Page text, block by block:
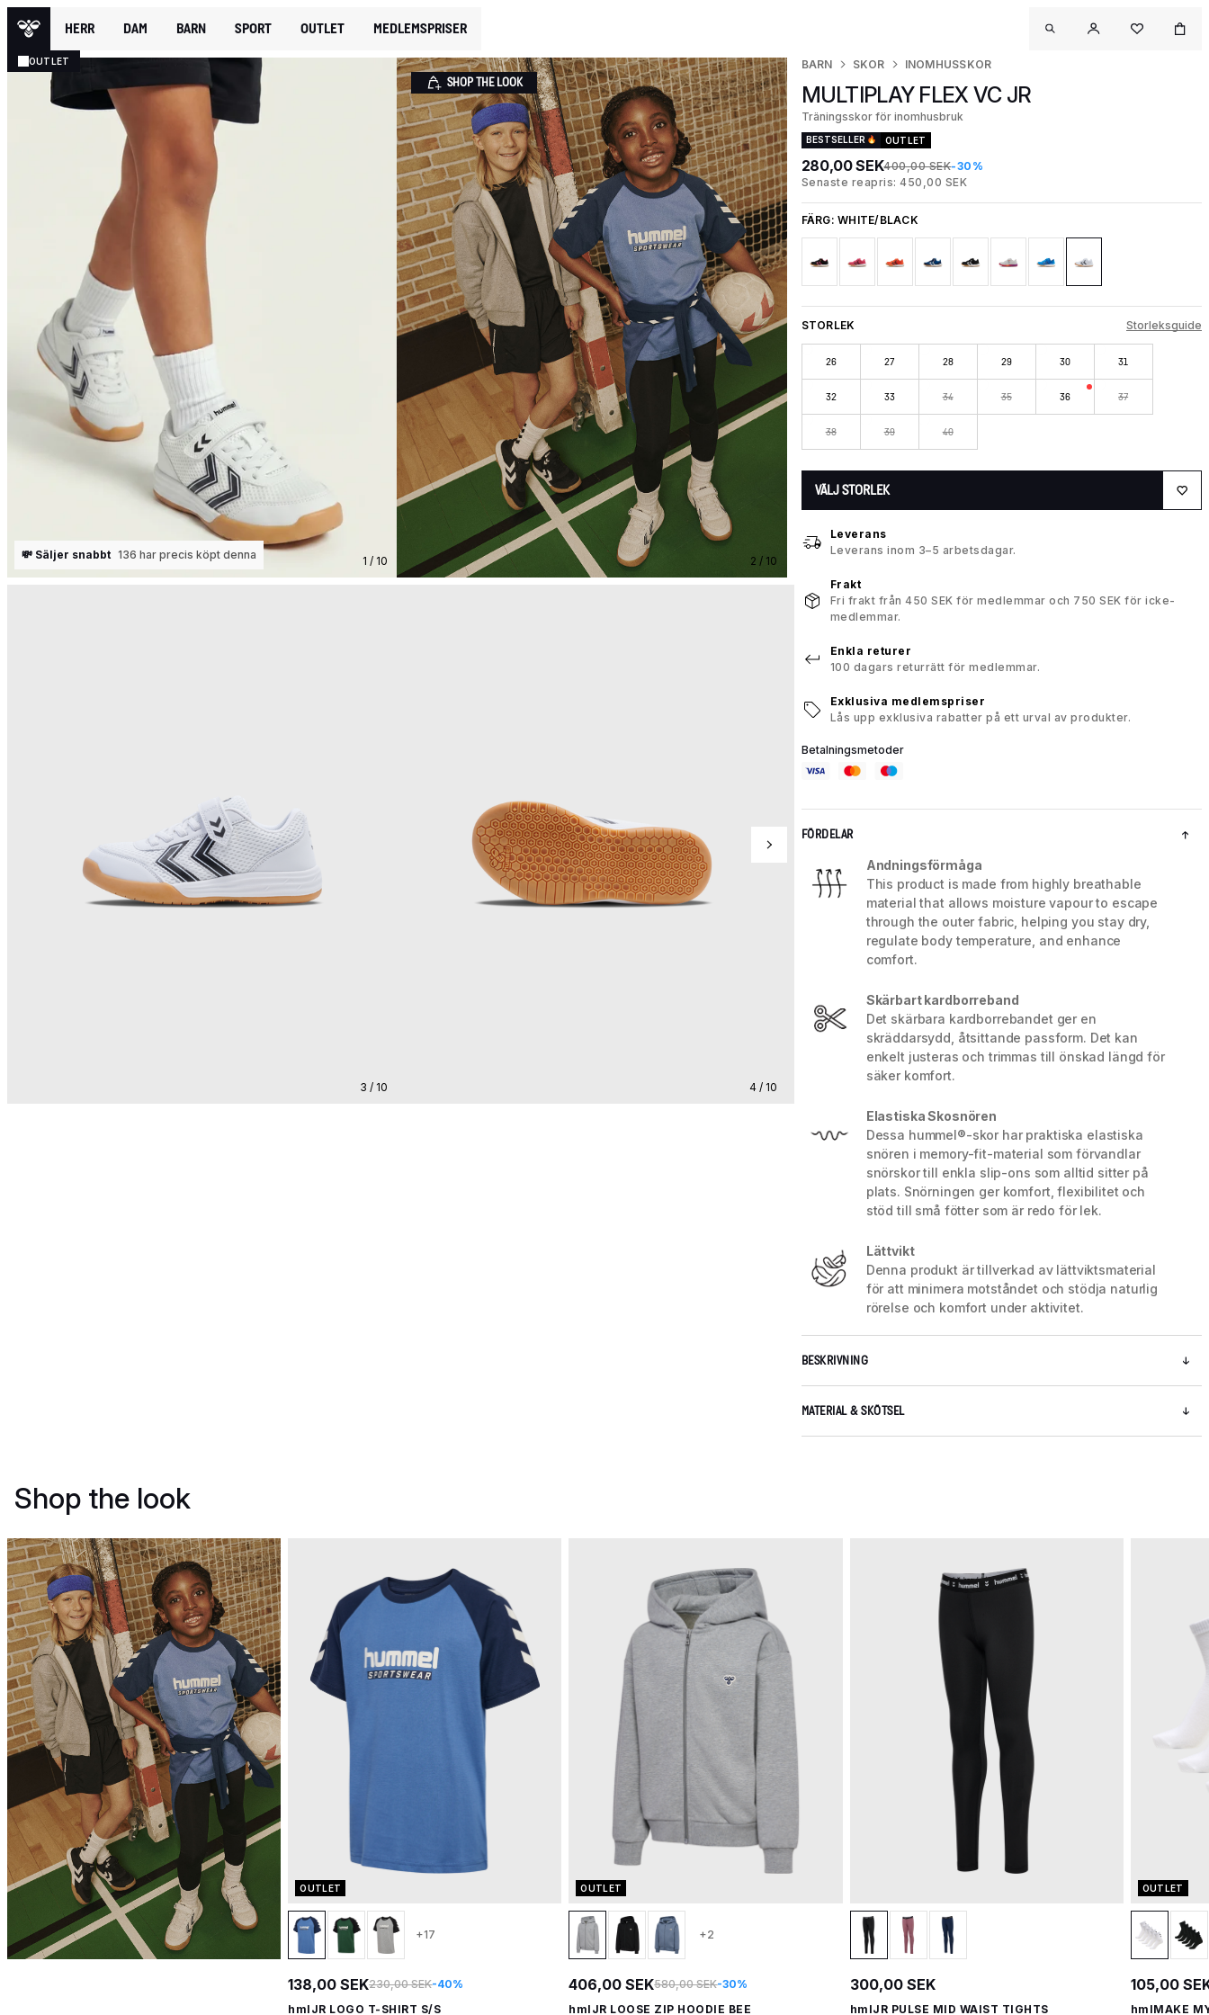
HERR DAM BARN SPORT OUTLET MEDLEMSPRISER
OUTLET
1 / 10
💸 Säljer snabbt 136 har precis köpt denna 2 / 10
SHOP THE LOOK
3 / 10 4 / 10
BARN SKOR INOMHUSSKOR
MULTIPLAY FLEX VC JR
Träningsskor för inomhusbruk
BESTSELLER OUTLET
280,00 SEK400,00 SEK-30%
Senaste reapris: 450,00 SEK
FÄRG:WHITE/BLACK
STORLEK Storleksguide
26 27 28 29 30 31
32 33 34 35 36 37
38 39 40
VÄLJ STORLEK
Leverans
Leverans inom 3–5 arbetsdagar.
Frakt
Fri frakt från 450 SEK för medlemmar och 750 SEK för icke-
medlemmar.
Enkla returer
100 dagars returrätt för medlemmar.
Exklusiva medlemspriser
Lås upp exklusiva rabatter på ett urval av produkter.
Betalningsmetoder
FÖRDELAR
Andningsförmåga
This product is made from highly breathable
material that allows moisture vapour to escape
through the outer fabric, helping you stay dry,
regulate body temperature, and enhance
comfort.
Skärbart kardborreband
Det skärbara kardborrebandet ger en
skräddarsydd, åtsittande passform. Det kan
enkelt justeras och trimmas till önskad längd för
säker komfort.
Elastiska Skosnören
Dessa hummel®-skor har praktiska elastiska
snören i memory-fit-material som förvandlar
snörskor till enkla slip-ons som alltid sitter på
plats. Snörningen ger komfort, flexibilitet och
stöd till små fötter som är redo för lek.
Lättvikt
Denna produkt är tillverkad av lättviktsmaterial
för att minimera motståndet och stödja naturlig
rörelse och komfort under aktivitet.
BESKRIVNING
MATERIAL & SKÖTSEL
Shop the look
OUTLET
+17
138,00 SEK230,00 SEK-40%
hmlJR LOGO T-SHIRT S/S
OUTLET
+2
406,00 SEK580,00 SEK-30%
hmlJR LOOSE ZIP HOODIE BEE
300,00 SEK
hmlJR PULSE MID WAIST TIGHTS
OUTLET
105,00
hmlMAKE